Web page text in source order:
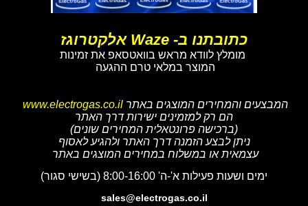
כתובתנו ב- Waze אלקטרוגז
מומלץ לוודא מראש בוואטסאפ את זמינות
המוצר במלאי טרם ההגעה
המבצעים והמחירים המוצגים באתר www.electrogas.co.il
הם רק למזמינים ישירות דרך האתר
(ברכישה פרונטאלית המחירים שונים)
ניתן לבצע הזמנה דרך האתר ולהגיע לאסוף
עצמאית או במשלוח במחירים המוצגים באתר
ימים ושעות פעילות א'-ה' 8:00-16:00 (בשישי סגור)
sales@electrogas.co.il